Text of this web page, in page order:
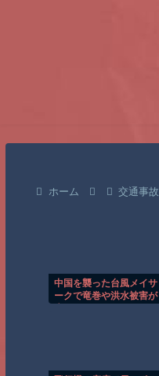
ホーム 交通事故
中国を襲った台風メイサ
ークで竜巻や洪水被害が